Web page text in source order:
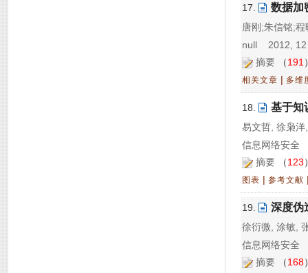
17. 数据加
唐刚;朱信铭;程
null 2012, 12
摘要 （191
相关文章 | 多维
18. 基于知
易文哲, 徐枭
信息网络安全
摘要 （123
图表 | 参考文献
19. 深度伪
徐衍微, 涂敏,
信息网络安全
摘要 （168